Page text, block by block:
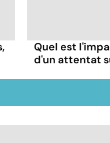
Quel est
d'un attentat